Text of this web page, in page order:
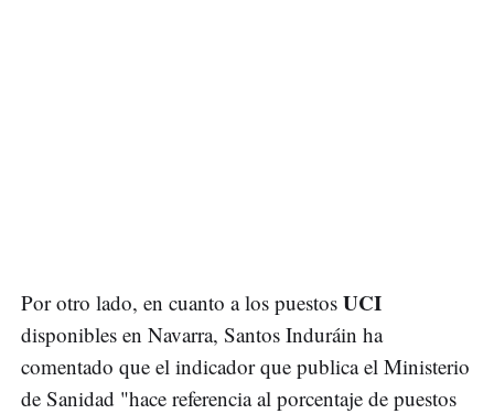
Por otro lado, en cuanto a los puestos UCI
disponibles en Navarra, Santos Induráin ha
comentado que el indicador que publica el Ministerio
de Sanidad "hace referencia al porcentaje de puestos